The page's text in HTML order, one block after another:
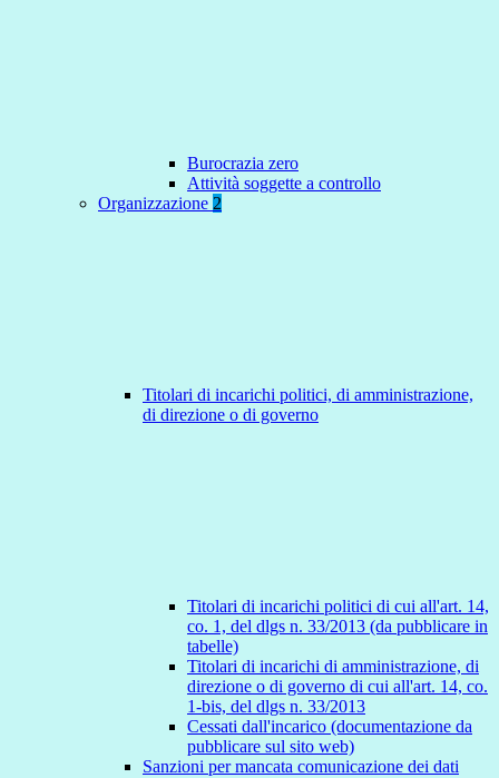
Burocrazia zero
Attività soggette a controllo
Organizzazione 2
Titolari di incarichi politici, di amministrazione,
di direzione o di governo
Titolari di incarichi politici di cui all'art. 14,
co. 1, del dlgs n. 33/2013 (da pubblicare in
tabelle)
Titolari di incarichi di amministrazione, di
direzione o di governo di cui all'art. 14, co.
1-bis, del dlgs n. 33/2013
Cessati dall'incarico (documentazione da
pubblicare sul sito web)
Sanzioni per mancata comunicazione dei dati